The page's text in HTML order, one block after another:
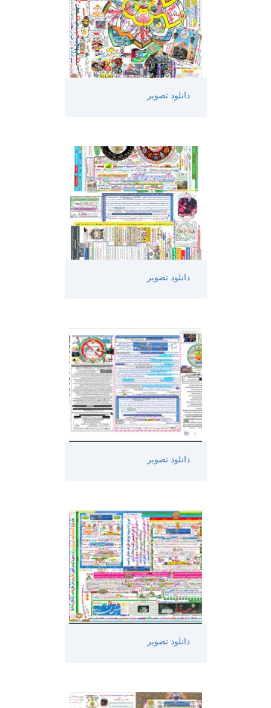
دانلود تصویر
دانلود تصویر
دانلود تصویر
دانلود تصویر